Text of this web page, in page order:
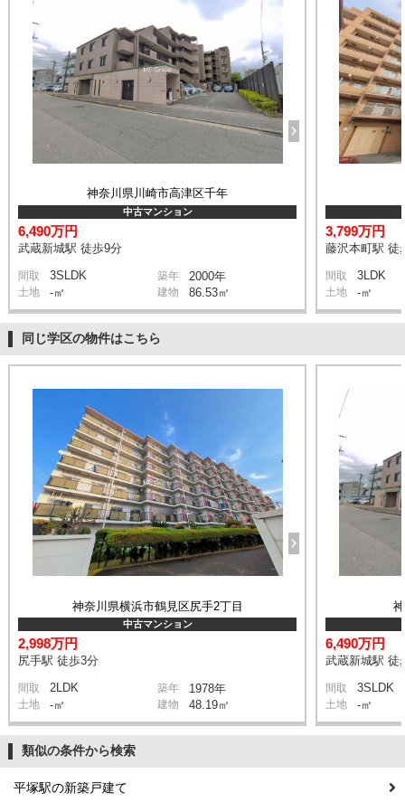
神奈川県川崎市高津区千年
中古マンション
6,490万円
武蔵新城駅 徒歩9分
間取 3SLDK 築年 2000年
土地 -㎡ 建物 86.53㎡
3,799万円
藤沢本町駅 徒
間取 3LDK
土地 -㎡
同じ学区の物件はこちら
神奈川県横浜市鶴見区尻手2丁目
中古マンション
2,998万円
尻手駅 徒歩3分
間取 2LDK 築年 1978年
土地 -㎡ 建物 48.19㎡
6,490万円
武蔵新城駅 徒
間取 3SLDK
土地 -㎡
類似の条件から検索
平塚駅の新築戸建て